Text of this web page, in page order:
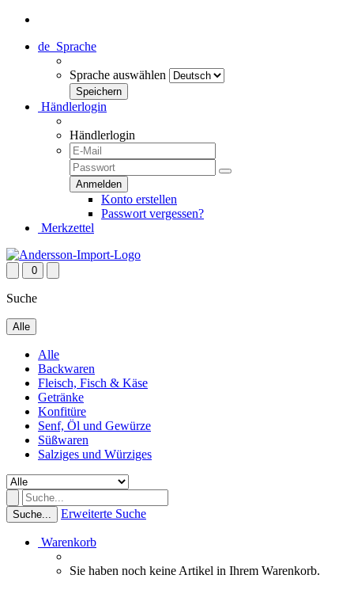
de Sprache
Sprache auswählen
Händlerlogin
Händlerlogin
Konto erstellen
Passwort vergessen?
Merkzettel
0
Suche
Alle
Alle
Backwaren
Fleisch, Fisch & Käse
Getränke
Konfitüre
Senf, Öl und Gewürze
Süßwaren
Salziges und Würziges
Suche... Erweiterte Suche
Warenkorb
Sie haben noch keine Artikel in Ihrem Warenkorb.